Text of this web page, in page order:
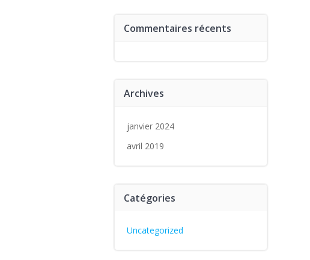
Commentaires récents
Archives
janvier 2024
avril 2019
Catégories
Uncategorized